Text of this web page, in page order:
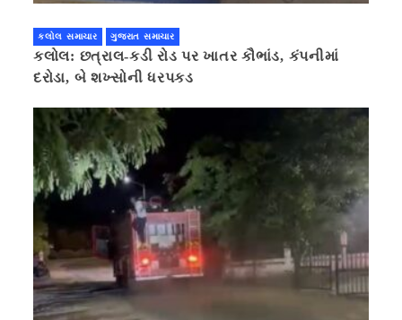
કલોલ સમાચાર ગુજરાત સમાચાર
કલોલ: છત્રાલ-કડી રોડ પર ખાતર કૌભાંડ, કંપનીમાં
દરોડા, બે શખ્સોની ધરપકડ